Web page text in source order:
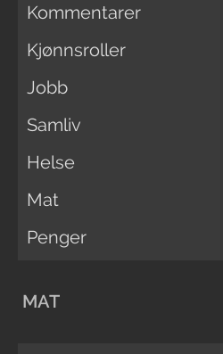
Kommentarer
Kjønnsroller
Jobb
Samliv
Helse
Mat
Penger
MAT